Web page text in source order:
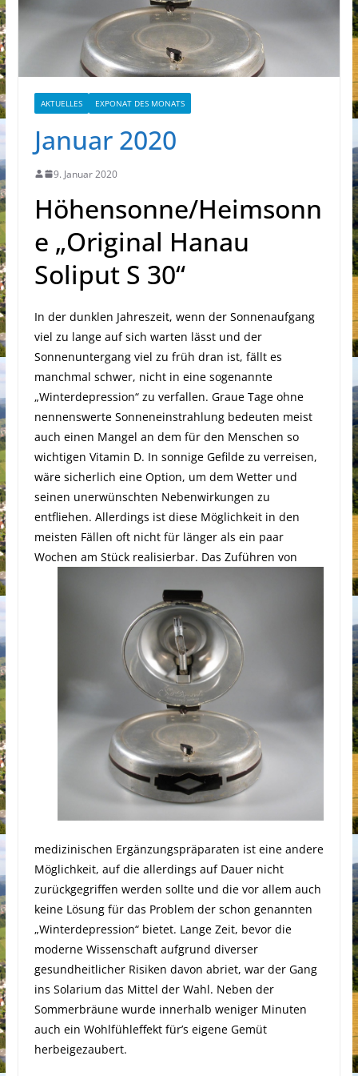
AKTUELLES EXPONAT DES MONATS
Januar 2020
9. Januar 2020
Höhensonne/Heimsonn
e „Original Hanau
Soliput S 30“
In der dunklen Jahreszeit, wenn der Sonnenaufgang
viel zu lange auf sich warten lässt und der
Sonnenuntergang viel zu früh dran ist, fällt es
manchmal schwer, nicht in eine sogenannte
„Winterdepression“ zu verfallen. Graue Tage ohne
nennenswerte Sonneneinstrahlung bedeuten meist
auch einen Mangel an dem für den Menschen so
wichtigen Vitamin D. In sonnige Gefilde zu verreisen,
wäre sicherlich eine Option, um dem Wetter und
seinen unerwünschten Nebenwirkungen zu
entfliehen. Allerdings ist diese Möglichkeit in den
meisten Fällen oft nicht für länger als ein paar
Wochen am Stück realisierbar. Das Zuführen von
medizinischen Ergänzungspräparaten ist eine andere
Möglichkeit, auf die allerdings auf Dauer nicht
zurückgegriffen werden sollte und die vor allem auch
keine Lösung für das Problem der schon genannten
„Winterdepression“ bietet. Lange Zeit, bevor die
moderne Wissenschaft aufgrund diverser
gesundheitlicher Risiken davon abriet, war der Gang
ins Solarium das Mittel der Wahl. Neben der
Sommerbräune wurde innerhalb weniger Minuten
auch ein Wohlfühleffekt für’s eigene Gemüt
herbeigezaubert.